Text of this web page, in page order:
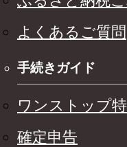
よくあるご質問
手続きガイド
ワンストップ
確定申告